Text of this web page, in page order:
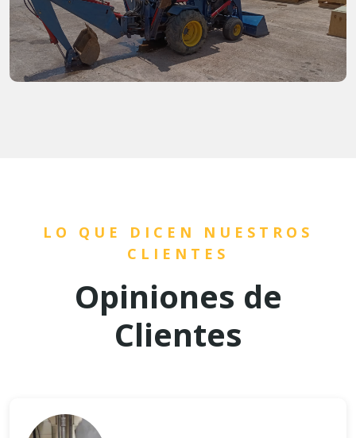
LO QUE DICEN NUESTROS
CLIENTES
Opiniones de
Clientes